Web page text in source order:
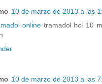
10 de marzo de 2013 a las
online tramadol hcl 10
10 de marzo de 2013 a las